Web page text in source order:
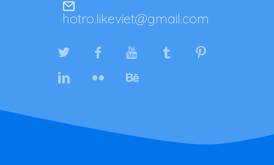
hotro.likeviet@gmail.com